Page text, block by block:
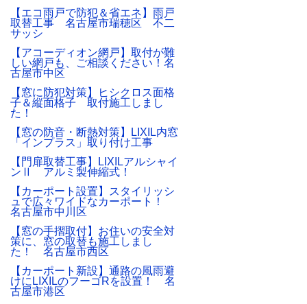
【エコ雨戸で防犯＆省エネ】雨戸
取替工事 名古屋市瑞穂区 不二
サッシ
【アコーディオン網戸】取付が難
しい網戸も、ご相談ください！名
古屋市中区
【窓に防犯対策】ヒシクロス面格
子＆縦面格子 取付施工しまし
た！
【窓の防音・断熱対策】LIXIL内窓
「インプラス」取り付け工事
【門扉取替工事】LIXILアルシャイ
ンⅡ アルミ製伸縮式！
【カーポート設置】スタイリッシ
ュで広々ワイドなカーポート！
名古屋市中川区
【窓の手摺取付】お住いの安全対
策に、窓の取替も施工しまし
た！ 名古屋市西区
【カーポート新設】通路の風雨避
けにLIXILのフーゴRを設置！ 名
古屋市港区